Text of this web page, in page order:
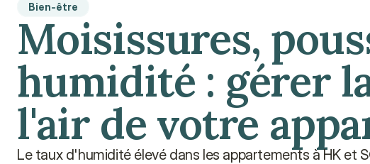
Bien-être
Moisissures,
humidité : gérer
l'air de votre
Le taux d'humidité élevé dans les appartements à HK et